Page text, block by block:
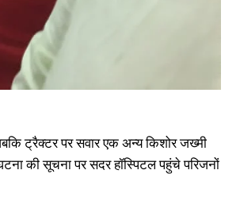
ट्रैक्टर पर सवार एक अन्य किशोर जख्मी
की सूचना पर सदर हॉस्पिटल पहुंचे परिजनों